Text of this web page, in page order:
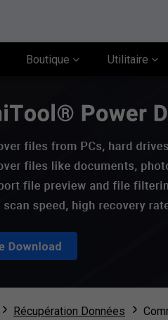
Boutique Utilitaire
Récupération Données